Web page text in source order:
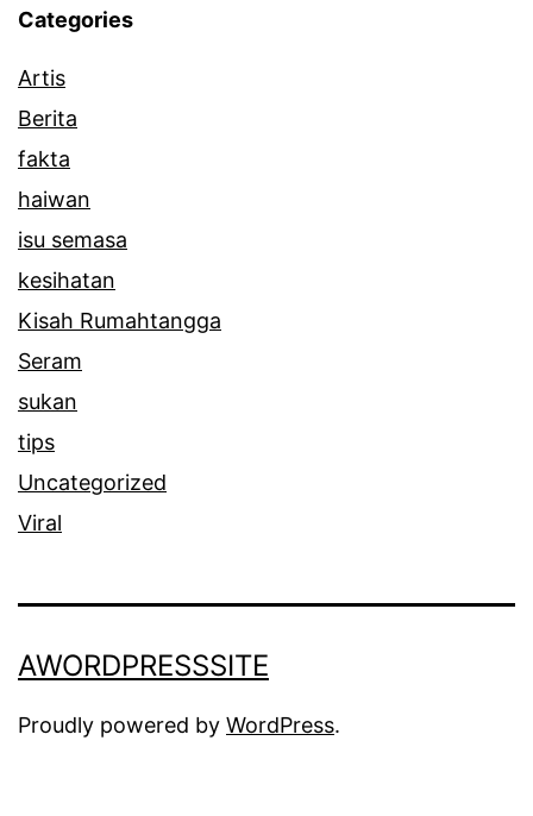
Categories
Artis
Berita
fakta
haiwan
isu semasa
kesihatan
Kisah Rumahtangga
Seram
sukan
tips
Uncategorized
Viral
AWORDPRESSSITE
Proudly powered by WordPress.